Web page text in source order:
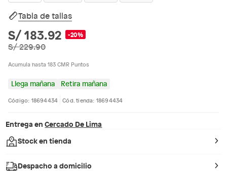
Tabla de tallas
S/ 183.92 -20%
S/ 229.90
Acumula hasta 183 CMR Puntos
Llega mañana Retira mañana
Código: 18694434 Cód. tienda: 18694434
Entrega en Cercado De Lima
Stock en tienda
Despacho a domicilio